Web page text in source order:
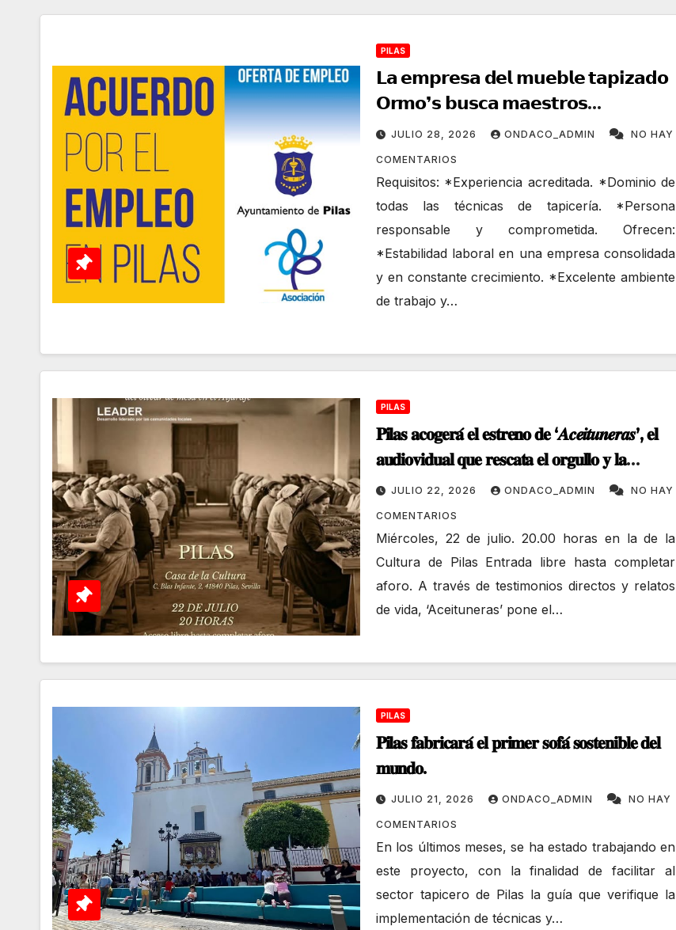
PILAS
𝗟𝗮 𝗲𝗺𝗽𝗿𝗲𝘀𝗮 𝗱𝗲𝗹 𝗺𝘂𝗲𝗯𝗹𝗲 𝘁𝗮𝗽𝗶𝘇𝗮𝗱𝗼
𝗢𝗿𝗺𝗼❜𝘀 𝗯𝘂𝘀𝗰𝗮 𝗺𝗮𝗲𝘀𝘁𝗿𝗼𝘀
𝘁𝗮𝗽𝗶𝗰𝗲𝗿𝗼𝘀.
JULIO 28, 2026 ONDACO_ADMIN NO HAY
COMENTARIOS
Requisitos: *Experiencia acreditada. *Dominio de
todas las técnicas de tapicería. *Persona
responsable y comprometida. Ofrecen:
*Estabilidad laboral en una empresa consolidada
y en constante crecimiento. *Excelente ambiente
de trabajo y…
PILAS
𝐏𝐢𝐥𝐚𝐬 𝐚𝐜𝐨𝐠𝐞𝐫𝐚́ 𝐞𝐥 𝐞𝐬𝐭𝐫𝐞𝐧𝐨 𝐝𝐞 ‘𝑨𝒄𝒆𝒊𝒕𝒖𝒏𝒆𝒓𝒂𝒔’, 𝐞𝐥
𝐚𝐮𝐝𝐢𝐨𝐯𝐢𝐝𝐮𝐚𝐥 𝐪𝐮𝐞 𝐫𝐞𝐬𝐜𝐚𝐭𝐚 𝐞𝐥 𝐨𝐫𝐠𝐮𝐥𝐥𝐨 𝐲 𝐥𝐚
𝐦𝐞𝐦𝐨𝐫𝐢𝐚 𝐝𝐞 𝐥𝐚 𝐦𝐮𝐣𝐞𝐫 𝐫𝐮𝐫𝐚𝐥 𝐞𝐧 𝐞𝐥 𝐀𝐥𝐣𝐚𝐫𝐚𝐟𝐞.
JULIO 22, 2026 ONDACO_ADMIN NO HAY
COMENTARIOS
Miércoles, 22 de julio. 20.00 horas en la de la
Cultura de Pilas Entrada libre hasta completar
aforo. A través de testimonios directos y relatos
de vida, ‘Aceituneras’ pone el…
PILAS
𝐏𝐢𝐥𝐚𝐬 𝐟𝐚𝐛𝐫𝐢𝐜𝐚𝐫𝐚́ 𝐞𝐥 𝐩𝐫𝐢𝐦𝐞𝐫 𝐬𝐨𝐟𝐚́ 𝐬𝐨𝐬𝐭𝐞𝐧𝐢𝐛𝐥𝐞 𝐝𝐞𝐥
𝐦𝐮𝐧𝐝𝐨.
JULIO 21, 2026 ONDACO_ADMIN NO HAY
COMENTARIOS
En los últimos meses, se ha estado trabajando en
este proyecto, con la finalidad de facilitar al
sector tapicero de Pilas la guía que verifique la
implementación de técnicas y…